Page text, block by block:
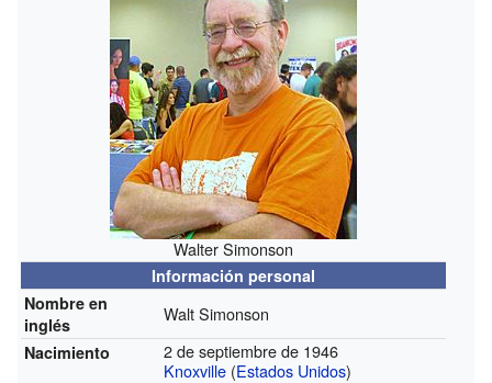
Walter Simonson
Información personal
Nombre en
inglés
Walt Simonson
Nacimiento
2 de septiembre de 1946
Knoxville (Estados Unidos)